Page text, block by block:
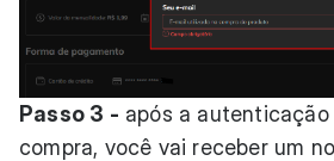
Passo 3 - após a
compra, você vai receber um